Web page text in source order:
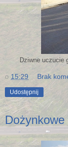
Dziwne uczucie
o 15:29 Brak
Udostępnij
Dożynkowe